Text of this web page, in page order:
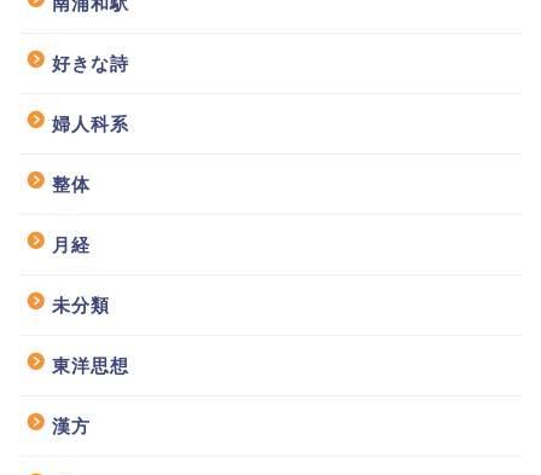
好きな詩
婦人科系
整体
月経
未分類
東洋思想
漢方